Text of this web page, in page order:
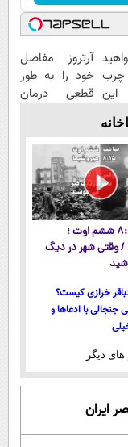
آرتروز مفاصل
خود را به طور
قطعی درمان
ساعت ۸:۱۵ ششم اوت ؛
/ وقتی شهر در دیگ
خرازی کیست؟
جنجالی با ادعاها و
های دیگر
ایران